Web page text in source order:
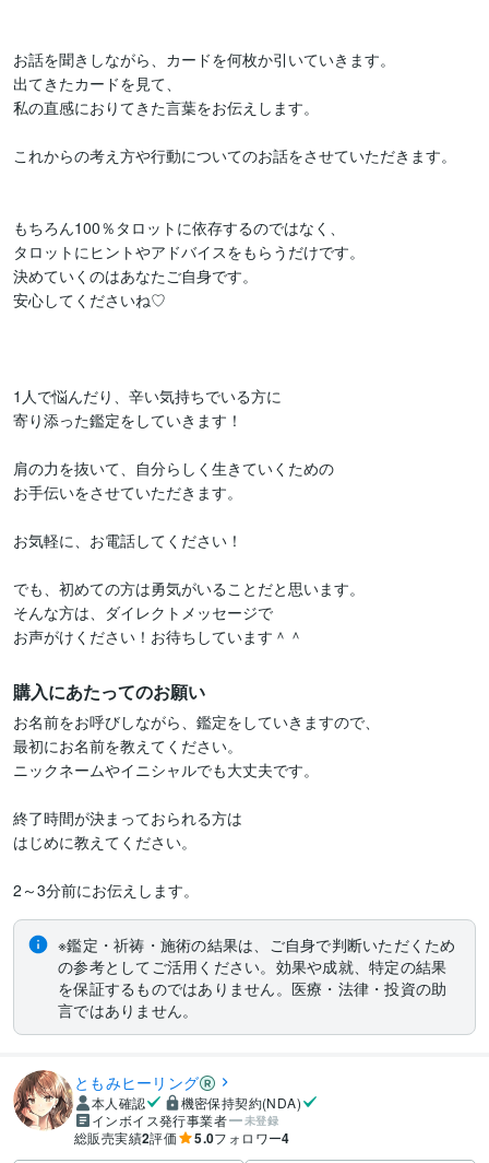
お話を聞きしながら、カードを何枚か引いていきます。
出てきたカードを見て、
私の直感におりてきた言葉をお伝えします。
これからの考え方や行動についてのお話をさせていただきます。
もちろん100％タロットに依存するのではなく、
タロットにヒントやアドバイスをもらうだけです。
決めていくのはあなたご自身です。
安心してくださいね♡
1人で悩んだり、辛い気持ちでいる方に
寄り添った鑑定をしていきます！
肩の力を抜いて、自分らしく生きていくための
お手伝いをさせていただきます。
お気軽に、お電話してください！
でも、初めての方は勇気がいることだと思います。
そんな方は、ダイレクトメッセージで
お声がけください！お待ちしています＾＾
購入にあたってのお願い
お名前をお呼びしながら、鑑定をしていきますので、
最初にお名前を教えてください。
ニックネームやイニシャルでも大丈夫です。
終了時間が決まっておられる方は
はじめに教えてください。
2～3分前にお伝えします。
※鑑定・祈祷・施術の結果は、ご自身で判断いただくため
の参考としてご活用ください。効果や成就、特定の結果
を保証するものではありません。医療・法律・投資の助
言ではありません。
ともみヒーリング
本人確認
機密保持契約(NDA)
インボイス発行事業者
未登録
総販売実績2評価 5.0フォロワー4